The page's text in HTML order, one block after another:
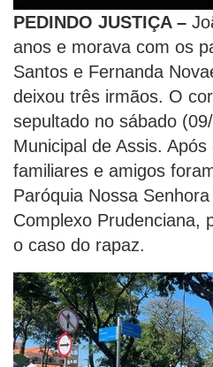
PEDINDO JUSTIÇA –
anos e morava com os
Santos e Fernanda
deixou três irmãos. O
sepultado no sábado
Municipal de Assis. Após
familiares e amigos
Paróquia Nossa
Complexo Prudenciana,
o caso do rapaz.